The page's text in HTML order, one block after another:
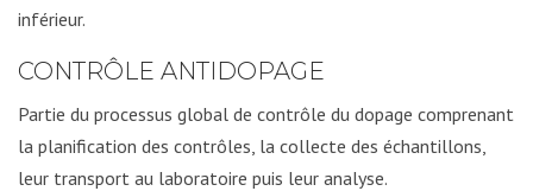
inférieur.
CONTRÔLE ANTIDOPAGE
Partie du processus global de contrôle du dopage comprenant
la planification des contrôles, la collecte des échantillons,
leur transport au laboratoire puis leur analyse.